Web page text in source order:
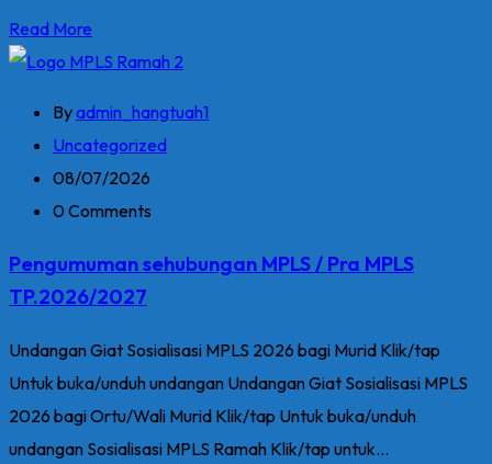
Read More
Byadmin_hangtuah1
Uncategorized
08/07/2026
0 Comments
Pengumuman sehubungan MPLS / Pra MPLS
TP.2026/2027
Undangan Giat Sosialisasi MPLS 2026 bagi Murid Klik/tap
Untuk buka/unduh undangan Undangan Giat Sosialisasi MPLS
2026 bagi Ortu/Wali Murid Klik/tap Untuk buka/unduh
undangan Sosialisasi MPLS Ramah Klik/tap untuk...